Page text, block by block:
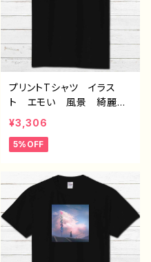
プリントTシャツ イラス
ト エモい 風景 綺麗
美しい 景色 可愛い女の
子 おしゃれ 後ろ姿 メ
ンズ レディース おしゃ
め 人気 イラストレータ
ー 絵師 クリエイター
オリジナル デザイン グッ
ズ 半袖シャツ デザイ
ン コラボ タイトル：夜明
¥3,306
5%OFF